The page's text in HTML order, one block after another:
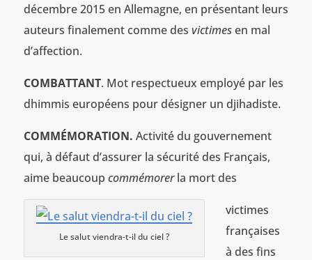
décembre 2015 en Allemagne, en présentant leurs
auteurs finalement comme des victimes en mal
d’affection.
COMBATTANT. Mot respectueux employé par les
dhimmis européens pour désigner un djihadiste.
COMMÉMORATION. Activité du gouvernement
qui, à défaut d’assurer la sécurité des Français,
aime beaucoup commémorerla mort des
Le salut viendra-t-il du ciel ?
victimes
françaises
à des fins